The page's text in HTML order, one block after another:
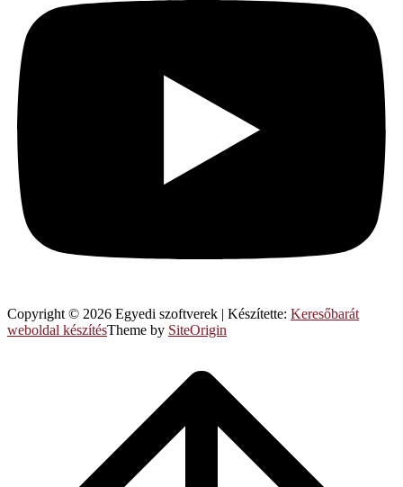
Copyright © 2026 Egyedi szoftverek | Készítette: Keresőbarát
weboldal készítésTheme by SiteOrigin